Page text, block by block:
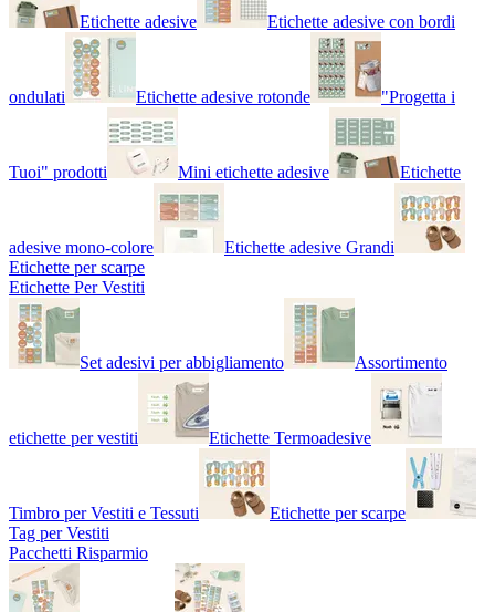
Etichette adesive Etichette adesive con bordi
ondulati Etichette adesive rotonde "Progetta i
Tuoi" prodotti Mini etichette adesive Etichette
adesive mono-colore
Etichette adesive Grandi
Etichette per scarpe
Etichette Per Vestiti
Set adesivi per abbigliamento Assortimento
etichette per vestiti Etichette Termoadesive
Timbro per Vestiti e Tessuti
Etichette per scarpe
Tag per Vestiti
Pacchetti Risparmio